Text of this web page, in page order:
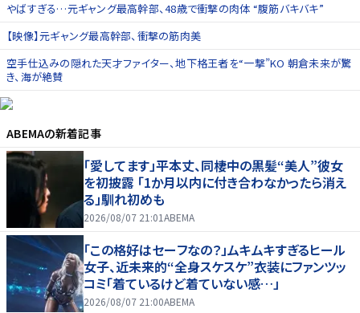
やばすぎる…元ギャング最高幹部、48歳で衝撃の肉体 “腹筋バキバキ”
【映像】元ギャング最高幹部、衝撃の筋肉美
空手仕込みの隠れた天才ファイター、地下格王者を“一撃”KO 朝倉未来が驚
き、海が絶賛
ABEMAの新着記事
「愛してます」平本丈、同棲中の黒髪“美人”彼女
を初披露 「1か月以内に付き合わなかったら消え
る」馴れ初めも
2026/08/07 21:01ABEMA
「この格好はセーフなの？」ムキムキすぎるヒール
女子、近未来的“全身スケスケ”衣装にファンツッ
コミ「着ているけど着ていない感…」
2026/08/07 21:00ABEMA